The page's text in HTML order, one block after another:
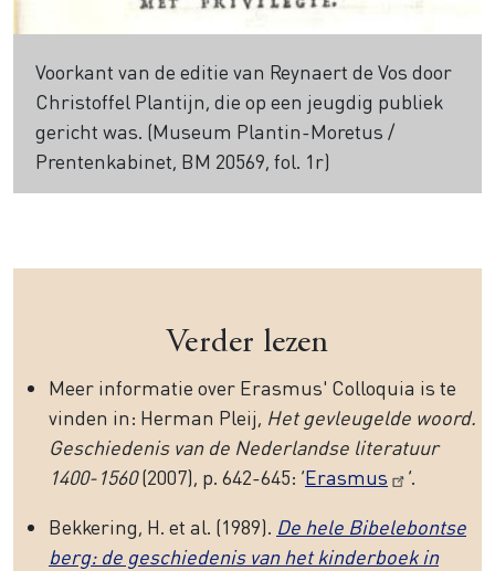
Voorkant van de editie van Reynaert de Vos door
Christoffel Plantijn, die op een jeugdig publiek
gericht was. (Museum Plantin-Moretus /
Prentenkabinet, BM 20569, fol. 1r)
Verder lezen
Meer informatie over Erasmus' Colloquia is te
vinden in: Herman Pleij, Het gevleugelde woord.
Geschiedenis van de Nederlandse literatuur
1400-1560(2007), p. 642-645: ‘Erasmus
’.
Bekkering, H. et al. (1989). De hele Bibelebontse
berg: de geschiedenis van het kinderboek in